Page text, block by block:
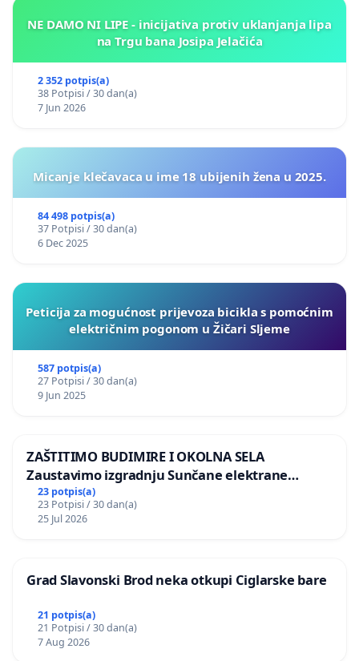
NE DAMO NI LIPE - inicijativa protiv uklanjanja lipa
na Trgu bana Josipa Jelačića
2 352 potpis(a)
38 Potpisi / 30 dan(a)
7 Jun 2026
Micanje klečavaca u ime 18 ubijenih žena u 2025.
84 498 potpis(a)
37 Potpisi / 30 dan(a)
6 Dec 2025
Peticija za mogućnost prijevoza bicikla s pomoćnim
električnim pogonom u Žičari Sljeme
587 potpis(a)
27 Potpisi / 30 dan(a)
9 Jun 2025
ZAŠTITIMO BUDIMIRE I OKOLNA SELA
Zaustavimo izgradnju Sunčane elektrane
Vedrine na području Ugljana
23 potpis(a)
23 Potpisi / 30 dan(a)
25 Jul 2026
Grad Slavonski Brod neka otkupi Ciglarske bare
21 potpis(a)
21 Potpisi / 30 dan(a)
7 Aug 2026